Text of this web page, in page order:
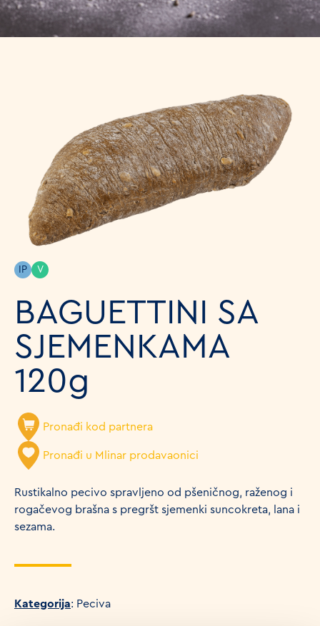
IP V
BAGUETTINI SA
SJEMENKAMA
120g
Pronađi kod partnera
Pronađi u Mlinar prodavaonici
Rustikalno pecivo spravljeno od pšeničnog, raženog i
rogačevog brašna s pregršt sjemenki suncokreta, lana i
sezama.
Kategorija: Peciva